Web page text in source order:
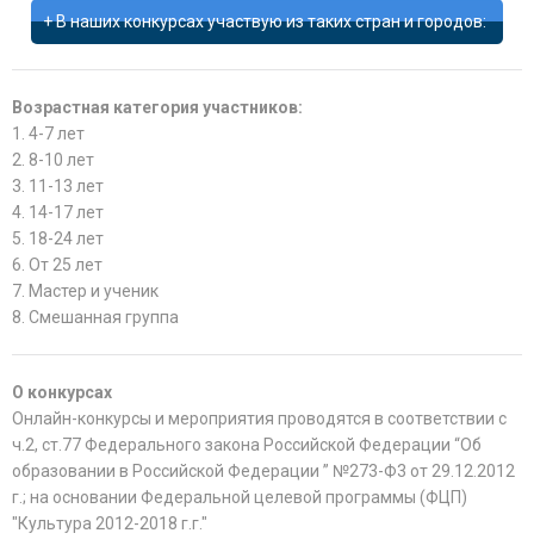
В наших конкурсах участвую из таких стран и городов:
Возрастная категория участников:
1. 4-7 лет
2. 8-10 лет
3. 11-13 лет
4. 14-17 лет
5. 18-24 лет
6. От 25 лет
7. Мастер и ученик
8. Смешанная группа
О конкурсах
Онлайн-конкурсы и мероприятия проводятся в соответствии с
ч.2, ст.77 Федерального закона Российской Федерации “Об
образовании в Российской Федерации ” №273-Ф3 от 29.12.2012
г.; на основании Федеральной целевой программы (ФЦП)
"Культура 2012-2018 г.г."